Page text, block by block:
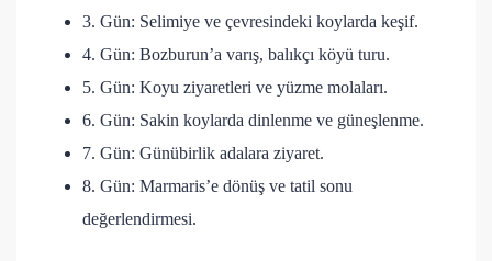
3. Gün: Selimiye ve çevresindeki koylarda keşif.
4. Gün: Bozburun’a varış, balıkçı köyü turu.
5. Gün: Koyu ziyaretleri ve yüzme molaları.
6. Gün: Sakin koylarda dinlenme ve güneşlenme.
7. Gün: Günübirlik adalara ziyaret.
8. Gün: Marmaris’e dönüş ve tatil sonu
değerlendirmesi.